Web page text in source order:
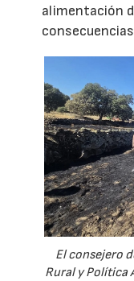
alimentación
El consejero
Rural y Política